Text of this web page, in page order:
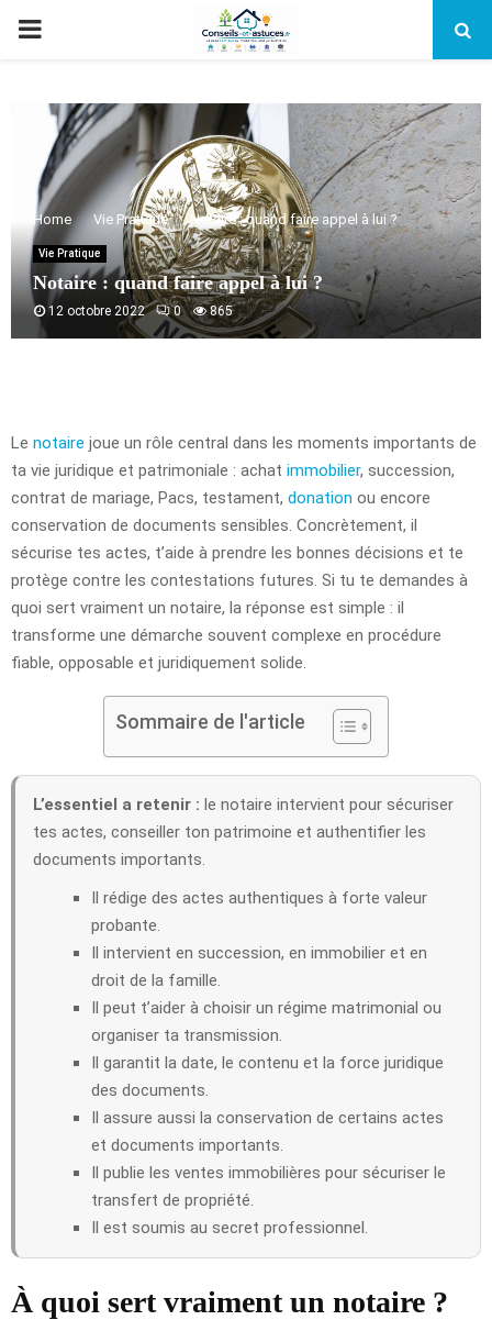
PRIMARY
Home Vie Pratique Notaire : quand faire appel à lui ?
Vie Pratique
Notaire : quand faire appel à lui ?
12 octobre 2022 0 865
Le notaire joue un rôle central dans les moments importants de
ta vie juridique et patrimoniale : achat immobilier, succession,
contrat de mariage, Pacs, testament, donation ou encore
conservation de documents sensibles. Concrètement, il
sécurise tes actes, t’aide à prendre les bonnes décisions et te
protège contre les contestations futures. Si tu te demandes à
quoi sert vraiment un notaire, la réponse est simple : il
transforme une démarche souvent complexe en procédure
fiable, opposable et juridiquement solide.
Sommaire de l'article
L’essentiel a retenir : le notaire intervient pour sécuriser
tes actes, conseiller ton patrimoine et authentifier les
documents importants.
Il rédige des actes authentiques à forte valeur
probante.
Il intervient en succession, en immobilier et en
droit de la famille.
Il peut t’aider à choisir un régime matrimonial ou
organiser ta transmission.
Il garantit la date, le contenu et la force juridique
des documents.
Il assure aussi la conservation de certains actes
et documents importants.
Il publie les ventes immobilières pour sécuriser le
transfert de propriété.
Il est soumis au secret professionnel.
À quoi sert vraiment un notaire ?